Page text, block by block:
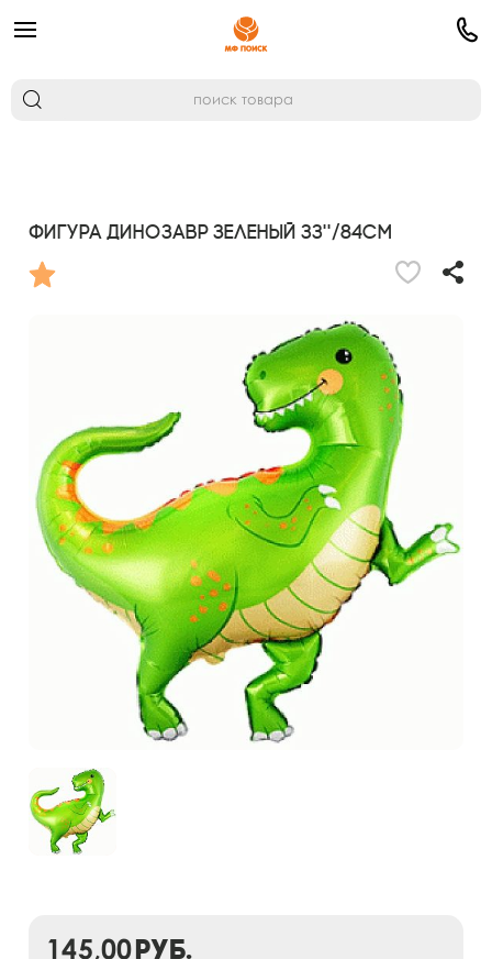
Фигура Динозавр зеленый 33''/84см
145,00руб.